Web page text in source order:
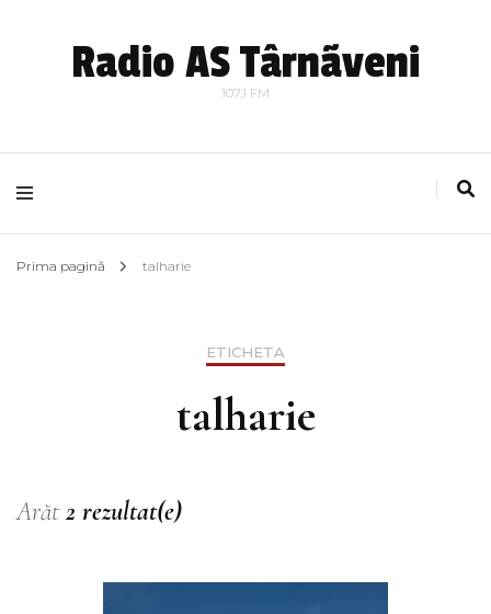
Radio AS Târnãveni
107,1 FM
Prima pagină talharie
ETICHETA
talharie
Arăt 2 rezultat(e)